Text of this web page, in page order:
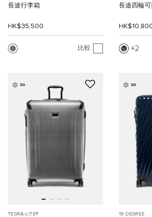
長途行李箱
HK$35,500
比較
長途四輪
2
3D
TEGRA-LITE®
3D
19 DEGREE